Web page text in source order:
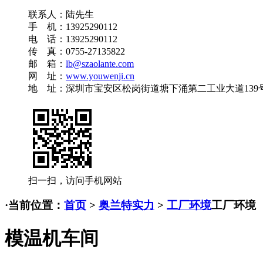
联系人：陆先生
手 机：13925290112
电 话：13925290112
传 真：0755-27135822
邮 箱： lb@szaolante.com
网 址： www.youwenji.cn
地 址：深圳市宝安区松岗街道塘下涌第二工业大道139
扫一扫，访问手机网站
·当前位置： 首页 > 奥兰特实力 > 工厂环境工厂环境
模温机车间